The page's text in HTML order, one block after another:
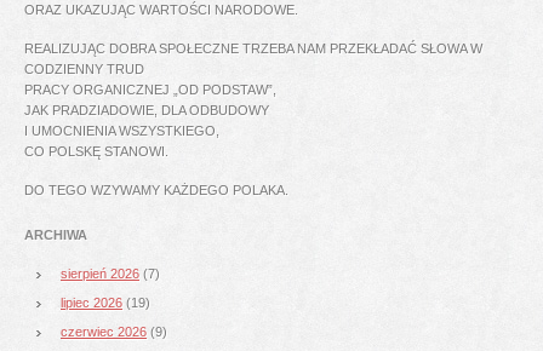
ORAZ UKAZUJĄC WARTOŚCI NARODOWE.
REALIZUJĄC DOBRA SPOŁECZNE TRZEBA NAM PRZEKŁADAĆ SŁOWA W
CODZIENNY TRUD
PRACY ORGANICZNEJ „OD PODSTAW”,
JAK PRADZIADOWIE, DLA ODBUDOWY
I UMOCNIENIA WSZYSTKIEGO,
CO POLSKĘ STANOWI.
DO TEGO WZYWAMY KAŻDEGO POLAKA.
ARCHIWA
sierpień 2026 (7)
lipiec 2026 (19)
czerwiec 2026 (9)